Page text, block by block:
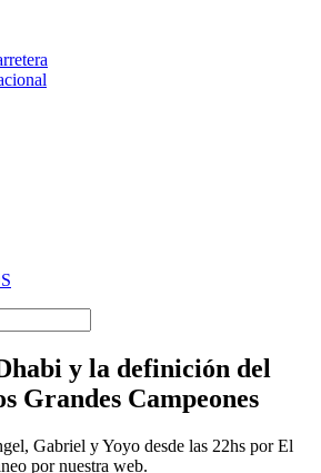
y la definición del
Grandes Campeones
Gabriel y Yoyo desde las 22hs por El
por nuestra web.